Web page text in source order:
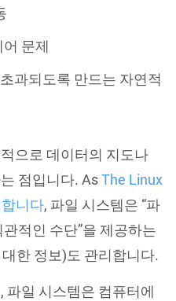
문제
과되도록 만드는 자연적
으로 데이터의 지도나
점입니다. AsThe Linux
니다, 파일 시스템은 “파
적인 수단”을 제공하는
한 정보)도 관리합니다.
파일 시스템은 컴퓨터에